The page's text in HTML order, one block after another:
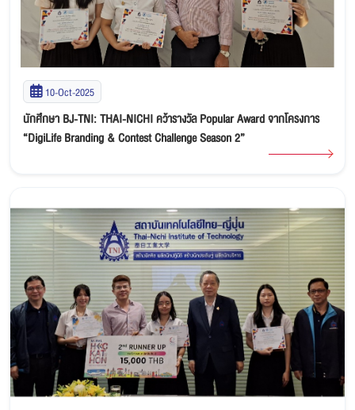
10-Oct-2025
นักศึกษา BJ-TNI: THAI-NICHI คว้ารางวัล Popular Award จากโครงการ
“DigiLife Branding & Contest Challenge Season 2”